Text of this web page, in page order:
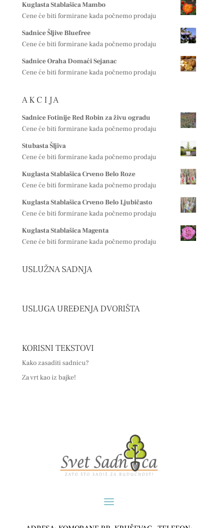
Kuglasta Stablašica Mambo
Cene će biti formirane kada počnemo prodaju
Sadnice Šljive Bluefree
Cene će biti formirane kada počnemo prodaju
Sadnice Oraha Domaći Sejanac
Cene će biti formirane kada počnemo prodaju
A K C I J A
Sadnice Fotinije Red Robin za živu ogradu
Cene će biti formirane kada počnemo prodaju
Stubasta Šljiva
Cene će biti formirane kada počnemo prodaju
Kuglasta Stablašica Crveno Belo Roze
Cene će biti formirane kada počnemo prodaju
Kuglasta Stablašica Crveno Belo Ljubičasto
Cene će biti formirane kada počnemo prodaju
Kuglasta Stablašica Magenta
Cene će biti formirane kada počnemo prodaju
USLUŽNA SADNJA
USLUGA UREĐENJA DVORIŠTA
KORISNI TEKSTOVI
Kako zasaditi sadnicu?
Za vrt kao iz bajke!